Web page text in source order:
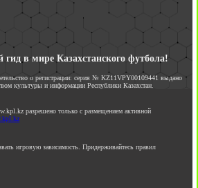
в мире Казахстанского футбола!
о регистрации: серия № KZ11VPY00109441 выдано
культуры и информации Республики Казахстан.
разрешено только с размещением активной
игровую зависимость. Придерживайтесь правил